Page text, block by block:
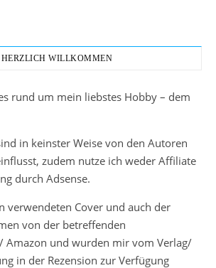
HERZLICH WILLKOMMEN
rund um mein liebstes Hobby – dem
in keinster Weise von den Autoren
zudem nutze ich weder Affiliate
durch Adsense.
verwendeten Cover und auch der
von der betreffenden
Amazon und wurden mir vom Verlag/
in der Rezension zur Verfügung